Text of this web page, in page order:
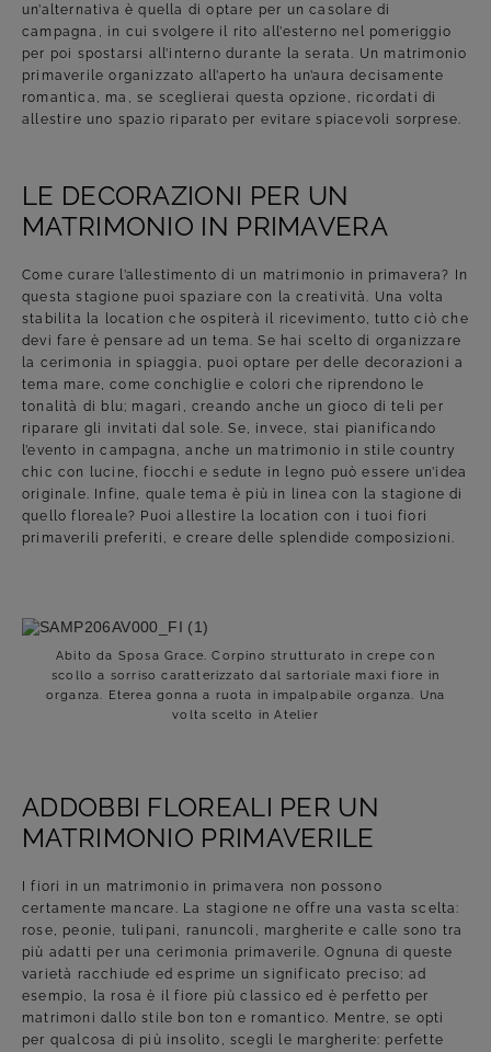
un’alternativa è quella di optare per un casolare di
campagna, in cui svolgere il rito all’esterno nel pomeriggio
per poi spostarsi all’interno durante la serata. Un matrimonio
primaverile organizzato all’aperto ha un’aura decisamente
romantica, ma, se sceglierai questa opzione, ricordati di
allestire uno spazio riparato per evitare spiacevoli sorprese.
LE DECORAZIONI PER UN
MATRIMONIO IN PRIMAVERA
Come curare l’allestimento di un matrimonio in primavera? In
questa stagione puoi spaziare con la creatività. Una volta
stabilita la location che ospiterà il ricevimento, tutto ciò che
devi fare è pensare ad un tema. Se hai scelto di organizzare
la cerimonia in spiaggia, puoi optare per delle decorazioni a
tema mare, come conchiglie e colori che riprendono le
tonalità di blu; magari, creando anche un gioco di teli per
riparare gli invitati dal sole. Se, invece, stai pianificando
l’evento in campagna, anche un matrimonio in stile country
chic con lucine, fiocchi e sedute in legno può essere un’idea
originale. Infine, quale tema è più in linea con la stagione di
quello floreale? Puoi allestire la location con i tuoi fiori
primaverili preferiti, e creare delle splendide composizioni.
Abito da Sposa Grace. Corpino strutturato in crepe con
scollo a sorriso caratterizzato dal sartoriale maxi fiore in
organza. Eterea gonna a ruota in impalpabile organza. Una
volta scelto in Atelier
ADDOBBI FLOREALI PER UN
MATRIMONIO PRIMAVERILE
I fiori in un matrimonio in primavera non possono
certamente mancare. La stagione ne offre una vasta scelta:
rose, peonie, tulipani, ranuncoli, margherite e calle sono tra
più adatti per una cerimonia primaverile. Ognuna di queste
varietà racchiude ed esprime un significato preciso; ad
esempio, la rosa è il fiore più classico ed è perfetto per
matrimoni dallo stile bon ton e romantico. Mentre, se opti
per qualcosa di più insolito, scegli le margherite: perfette